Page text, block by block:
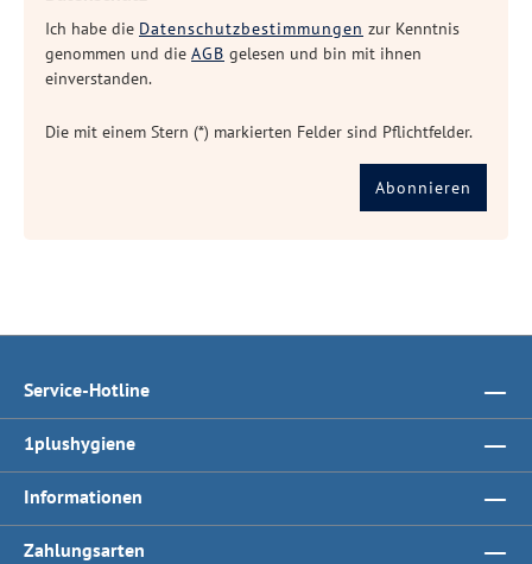
Ich habe die Datenschutzbestimmungen zur Kenntnis
genommen und die AGB gelesen und bin mit ihnen
einverstanden.
Die mit einem Stern (*) markierten Felder sind Pflichtfelder.
Abonnieren
Service-Hotline
1plushygiene
Informationen
Zahlungsarten